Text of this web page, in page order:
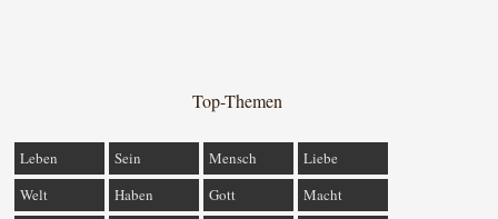
Top-Themen
Leben Sein Mensch
Liebe
Welt
Haben Gott
Macht